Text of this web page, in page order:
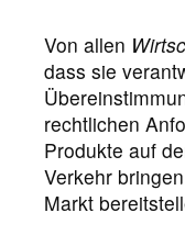
Von allen
dass sie
rechtlichen
Produkte auf
Verkehr
Markt